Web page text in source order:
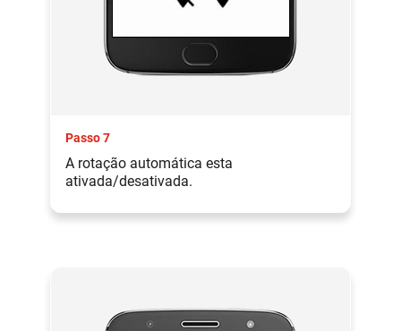
Passo 7
A rotação automática esta
ativada/desativada.